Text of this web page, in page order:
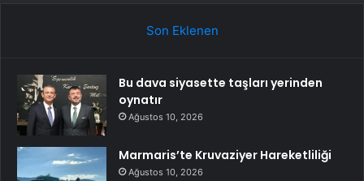
Son Eklenen
Bu dava siyasette taşları yerinden
oynatır
Ağustos 10, 2026
Marmaris’te Kruvaziyer Hareketliliği
Ağustos 10, 2026